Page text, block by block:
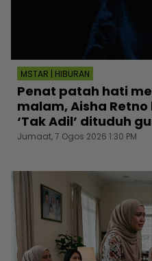
MSTAR | HIBURAN
Penat patah hati
malam, Aisha
‘Tak Adil’ dituduh
Jumaat, 7 Ogos 2026 1:30 PM